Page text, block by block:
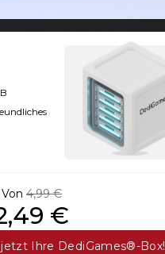
Von 4,99 €
€
jetzt Ihre DediGames®-Box!